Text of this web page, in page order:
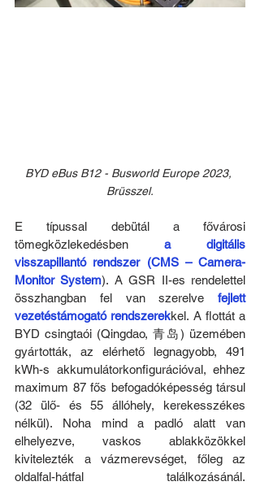
BYD eBus B12 - Busworld Europe 2023,
Brüsszel.
E típussal debütál a fővárosi
tömegközlekedésben a digitális
visszapillantó rendszer (CMS – Camera-
Monitor System). A GSR II-es rendelettel
összhangban fel van szerelve fejlett
vezetéstámogató rendszerekkel. A flottát a
BYD csingtaói (Qingdao, 青岛) üzemében
gyártották, az elérhető legnagyobb, 491
kWh-s akkumulátorkonfigurációval, ehhez
maximum 87 fős befogadóképesség társul
(32 ülő- és 55 állóhely, kerekesszékes
nélkül). Noha mind a padló alatt van
elhelyezve, vaskos ablakközökkel
kivitelezték a vázmerevséget, főleg az
oldalfal-hátfal találkozásánál.